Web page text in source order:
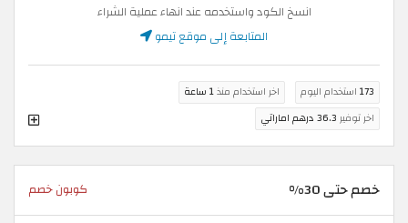
انسخ الكود واستخدمه عند انهاء عملية الشراء
المتابعة إلى موقع تيمو
173 استخدام اليوم اخر استخدام منذ1 ساعة
اخر توفير 36.3 درهم اماراتي
خصم حتى 30% كوبون خصم